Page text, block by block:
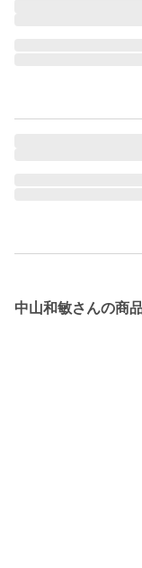
中山和敏さんの商